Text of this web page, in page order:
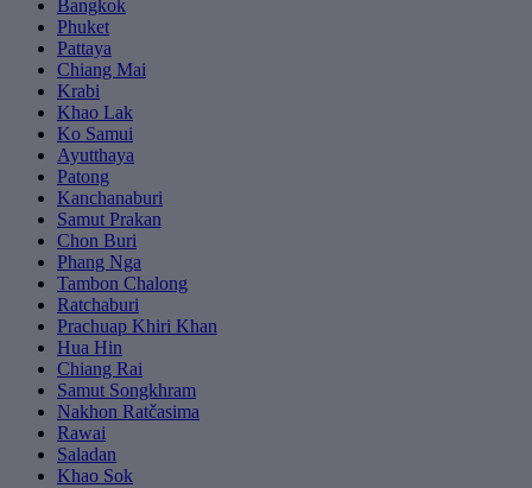
Bangkok
Phuket
Pattaya
Chiang Mai
Krabi
Khao Lak
Ko Samui
Ayutthaya
Patong
Kanchanaburi
Samut Prakan
Chon Buri
Phang Nga
Tambon Chalong
Ratchaburi
Prachuap Khiri Khan
Hua Hin
Chiang Rai
Samut Songkhram
Nakhon Ratčasima
Rawai
Saladan
Khao Sok